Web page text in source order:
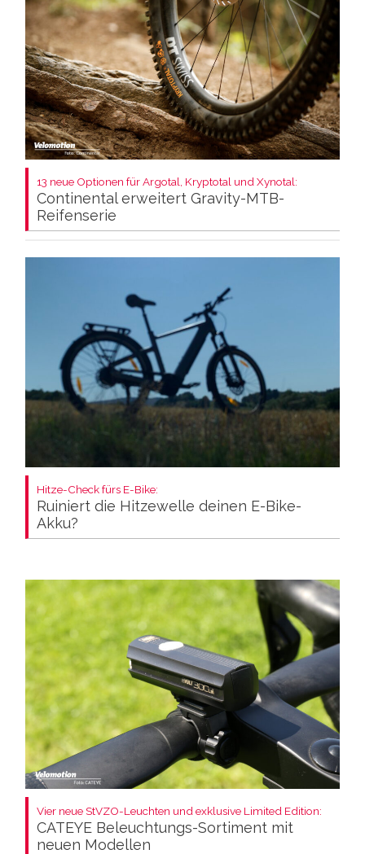
13 neue Optionen für Argotal, Kryptotal und Xynotal:
Continental erweitert Gravity-MTB-
Reifenserie
Hitze-Check fürs E-Bike:
Ruiniert die Hitzewelle deinen E-Bike-
Akku?
Vier neue StVZO-Leuchten und exklusive Limited Edition:
CATEYE Beleuchtungs-Sortiment mit
neuen Modellen